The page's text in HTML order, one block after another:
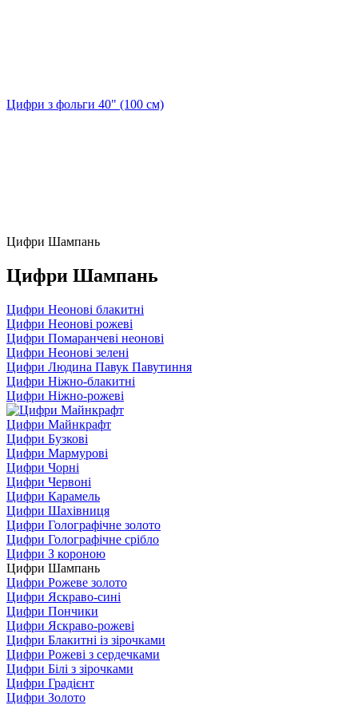
Цифри з фольги 40" (100 см)
Цифри Шампань
Цифри Шампань
Цифри Неонові блакитні
Цифри Неонові рожеві
Цифри Помаранчеві неонові
Цифри Неонові зелені
Цифри Людина Павук Павутиння
Цифри Ніжно-блакитні
Цифри Ніжно-рожеві
Цифри Майнкрафт
Цифри Бузкові
Цифри Мармурові
Цифри Чорні
Цифри Червоні
Цифри Карамель
Цифри Шахівниця
Цифри Голографічне золото
Цифри Голографічне срібло
Цифри З короною
Цифри Шампань
Цифри Рожеве золото
Цифри Яскраво-сині
Цифри Пончики
Цифри Яскраво-рожеві
Цифри Блакитні із зірочками
Цифри Рожеві з сердечками
Цифри Білі з зірочками
Цифри Градієнт
Цифри Золото